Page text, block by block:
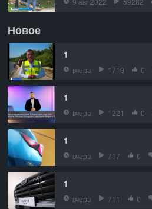
Новое
1
вчера 1719 0
1
вчера 1221 0
1
вчера 717 0
1
вчера 711 0